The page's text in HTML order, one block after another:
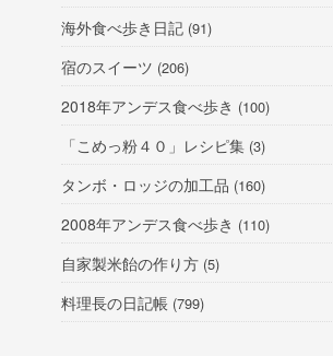
海外食べ歩き日記 (91)
宿のスイーツ (206)
2018年アンデス食べ歩き (100)
「こめっ粉４０」レシピ集 (3)
タンボ・ロッジの加工品 (160)
2008年アンデス食べ歩き (110)
自家製米飴の作り方 (5)
料理長の日記帳 (799)